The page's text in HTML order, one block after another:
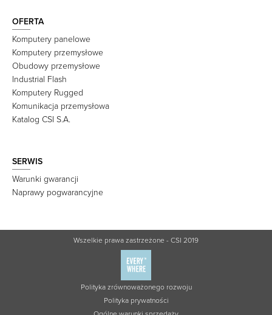
OFERTA
Komputery panelowe
Komputery przemysłowe
Obudowy przemysłowe
Industrial Flash
Komputery Rugged
Komunikacja przemysłowa
Katalog CSI S.A.
SERWIS
Warunki gwarancji
Naprawy pogwarancyjne
Wszelkie prawa zastrzeżone - CSI 2019
Polityka zrównoważonego rozwoju
Polityka prywatności